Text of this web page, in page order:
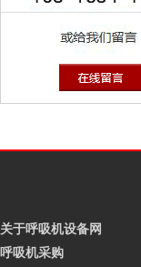
关于呼吸机设备网
呼吸机采购